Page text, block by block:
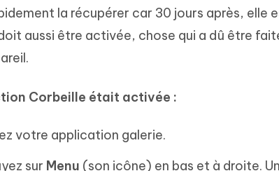
la récupérer car 30 jours après, elle
aussi être activée, chose qui a dû être
Corbeille était activée :
votre application galerie.
sur Menu (son icône) en bas et à droite.